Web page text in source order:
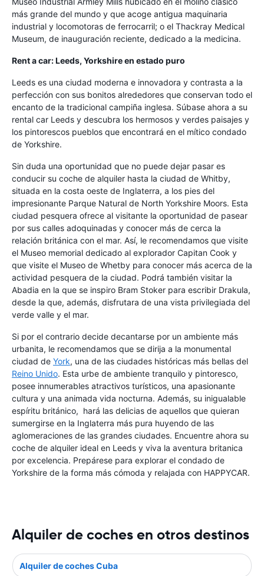
más grande del mundo y que acoge antigua maquinaria
industrial y locomotoras de ferrocarril; o el Thackray Medical
Museum, de inauguración reciente, dedicado a la medicina.
Rent a car: Leeds, Yorkshire en estado puro
Leeds es una ciudad moderna e innovadora y contrasta a la
perfección con sus bonitos alrededores que conservan todo el
encanto de la tradicional campiña inglesa. Súbase ahora a su
rental car Leeds y descubra los hermosos y verdes paisajes y
los pintorescos pueblos que encontrará en el mítico condado
de Yorkshire.
Sin duda una oportunidad que no puede dejar pasar es
conducir su coche de alquiler hasta la ciudad de Whitby,
situada en la costa oeste de Inglaterra, a los pies del
impresionante Parque Natural de North Yorkshire Moors. Esta
ciudad pesquera ofrece al visitante la oportunidad de pasear
por sus calles adoquinadas y conocer más de cerca la
relación británica con el mar. Así, le recomendamos que visite
el Museo memorial dedicado al explorador Capitan Cook y
que visite el Museo de Whetby para conocer más acerca de la
actividad pesquera de la ciudad. Podrá también visitar la
Abadia en la que se inspiro Bram Stoker para escribir Drakula,
desde la que, además, disfrutara de una vista privilegiada del
verde valle y el mar.
Si por el contrario decide decantarse por un ambiente más
urbanita, le recomendamos que se dirija a la monumental
ciudad de York, una de las ciudades históricas más bellas del
Reino Unido. Esta urbe de ambiente tranquilo y pintoresco,
posee innumerables atractivos turísticos, una apasionante
cultura y una animada vida nocturna. Además, su inigualable
espíritu británico, hará las delicias de aquellos que quieran
sumergirse en la Inglaterra más pura huyendo de las
aglomeraciones de las grandes ciudades. Encuentre ahora su
coche de alquiler ideal en Leeds y viva la aventura britanica
por excelencia. Prepárese para explorar el condado de
Yorkshire de la forma más cómoda y relajada con HAPPYCAR.
Alquiler de coches en otros destinos
Alquiler de coches Cuba